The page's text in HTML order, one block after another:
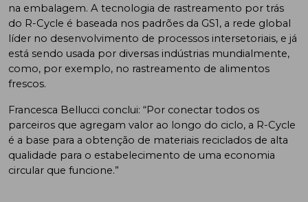
na embalagem. A tecnologia de rastreamento por trás
do R-Cycle é baseada nos padrões da GS1, a rede global
líder no desenvolvimento de processos intersetoriais, e já
está sendo usada por diversas indústrias mundialmente,
como, por exemplo, no rastreamento de alimentos
frescos.
Francesca Bellucci conclui: “Por conectar todos os
parceiros que agregam valor ao longo do ciclo, a R-Cycle
é a base para a obtenção de materiais reciclados de alta
qualidade para o estabelecimento de uma economia
circular que funcione.”